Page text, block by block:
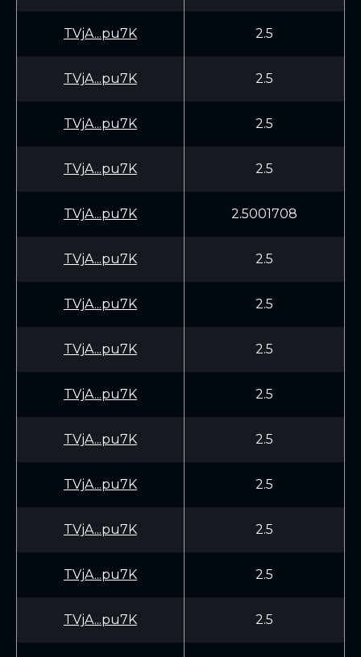
TVjA...pu7K 2.5
TVjA...pu7K 2.5
TVjA...pu7K 2.5
TVjA...pu7K 2.5
TVjA...pu7K 2.5001708
TVjA...pu7K 2.5
TVjA...pu7K 2.5
TVjA...pu7K 2.5
TVjA...pu7K 2.5
TVjA...pu7K 2.5
TVjA...pu7K 2.5
TVjA...pu7K 2.5
TVjA...pu7K 2.5
TVjA...pu7K 2.5